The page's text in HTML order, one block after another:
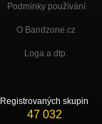
Podmínky používání
O Bandzone.cz
Loga a dtp.
Registrovaných skupin
47 032